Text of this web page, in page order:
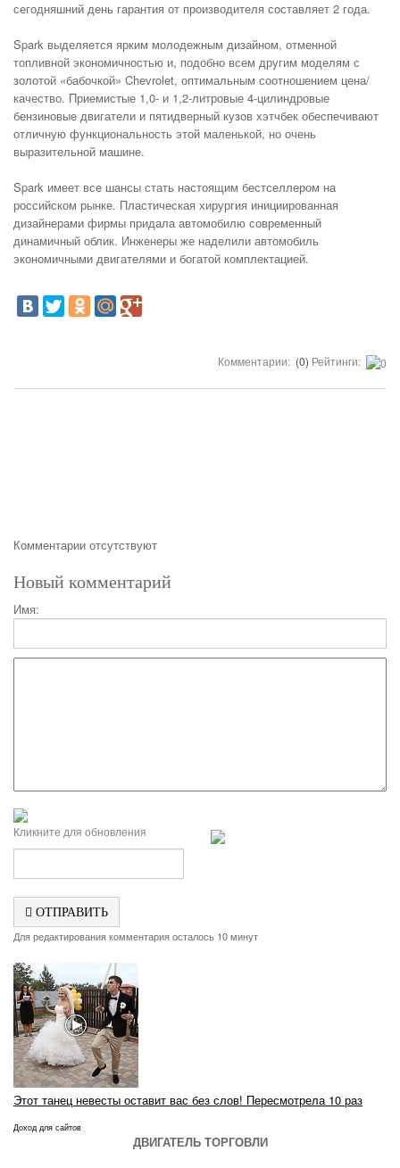
сегодняшний день гарантия от производителя составляет 2 года.
Spark выделяется ярким молодежным дизайном, отменной
топливной экономичностью и, подобно всем другим моделям с
золотой «бабочкой» Chevrolet, оптимальным соотношением цена/
качество. Приемистые 1,0- и 1,2-литровые 4-цилиндровые
бензиновые двигатели и пятидверный кузов хэтчбек обеспечивают
отличную функциональность этой маленькой, но очень
выразительной машине.
Spark имеет все шансы стать настоящим бестселлером на
российском рынке. Пластическая хирургия инициированная
дизайнерами фирмы придала автомобилю современный
динамичный облик. Инженеры же наделили автомобиль
экономичными двигателями и богатой комплектацией.
Комментарии: (0) Рейтинги:
Комментарии отсутствуют
Новый комментарий
Имя:
Кликните для обновления
ОТПРАВИТЬ
Для редактирования комментария осталось 10 минут
Этот танец невесты оставит вас без слов! Пересмотрела 10 раз
Доход для сайтов
ДВИГАТЕЛЬ ТОРГОВЛИ